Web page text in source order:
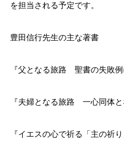
を担当される予定です。
豊田信行先生の主な著書
『父となる旅路 聖書の失敗例
『夫婦となる旅路 一心同体と
『イエスの心で祈る「主の祈り